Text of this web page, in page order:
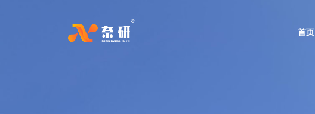
首页